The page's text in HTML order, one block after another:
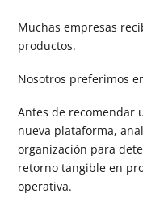
Muchas empresas
productos.
Nosotros preferimos
Antes de recomendar
nueva plataforma,
organización para
retorno tangible en
operativa.